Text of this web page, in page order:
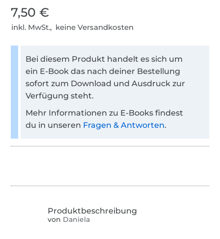
7,50 €
inkl. MwSt., keine Versandkosten
Bei diesem Produkt handelt es sich um
ein E-Book das nach deiner Bestellung
sofort zum Download und Ausdruck zur
Verfügung steht.
Mehr Informationen zu E-Books findest
du in unseren Fragen & Antworten.
von Daniela